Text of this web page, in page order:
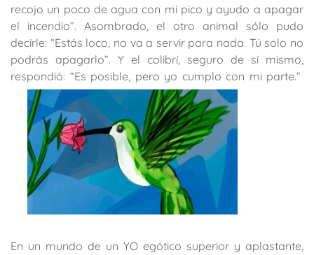
recojo un poco de agua con mi pico y ayudo a apagar
el incendio”. Asombrado, el otro animal sólo pudo
decirle: “Estás loco, no va a servir para nada. Tú solo no
podrás apagarlo”. Y el colibrí, seguro de sí mismo,
respondió: “Es posible, pero yo cumplo con mi parte.”
En un mundo de un YO egótico superior y aplastante,